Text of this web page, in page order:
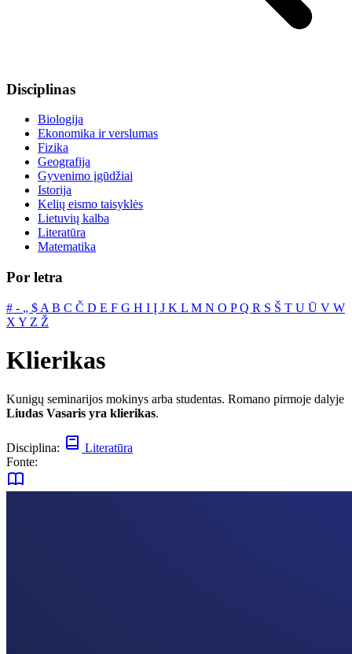
Disciplinas
Biologija
Ekonomika ir verslumas
Fizika
Geografija
Gyvenimo įgūdžiai
Istorija
Kelių eismo taisyklės
Lietuvių kalba
Literatūra
Matematika
Por letra
# ‐ „ $ A B C Č D E F G H I Į J K L M N O PQ R S Š T U Ū V W
X Y Z Ž
Klierikas
Kunigų seminarijos mokinys arba studentas. Romano pirmoje dalyje
Liudas Vasaris yra klierikas.
Disciplina:
Literatūra
Fonte: